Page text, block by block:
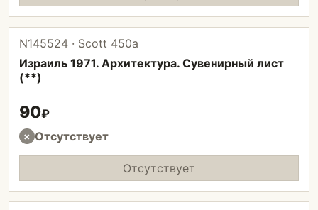
N145524 · Scott 450а
Израиль 1971. Архитектура. Сувенирный лист
(**)
90₽
× Отсутствует
Отсутствует